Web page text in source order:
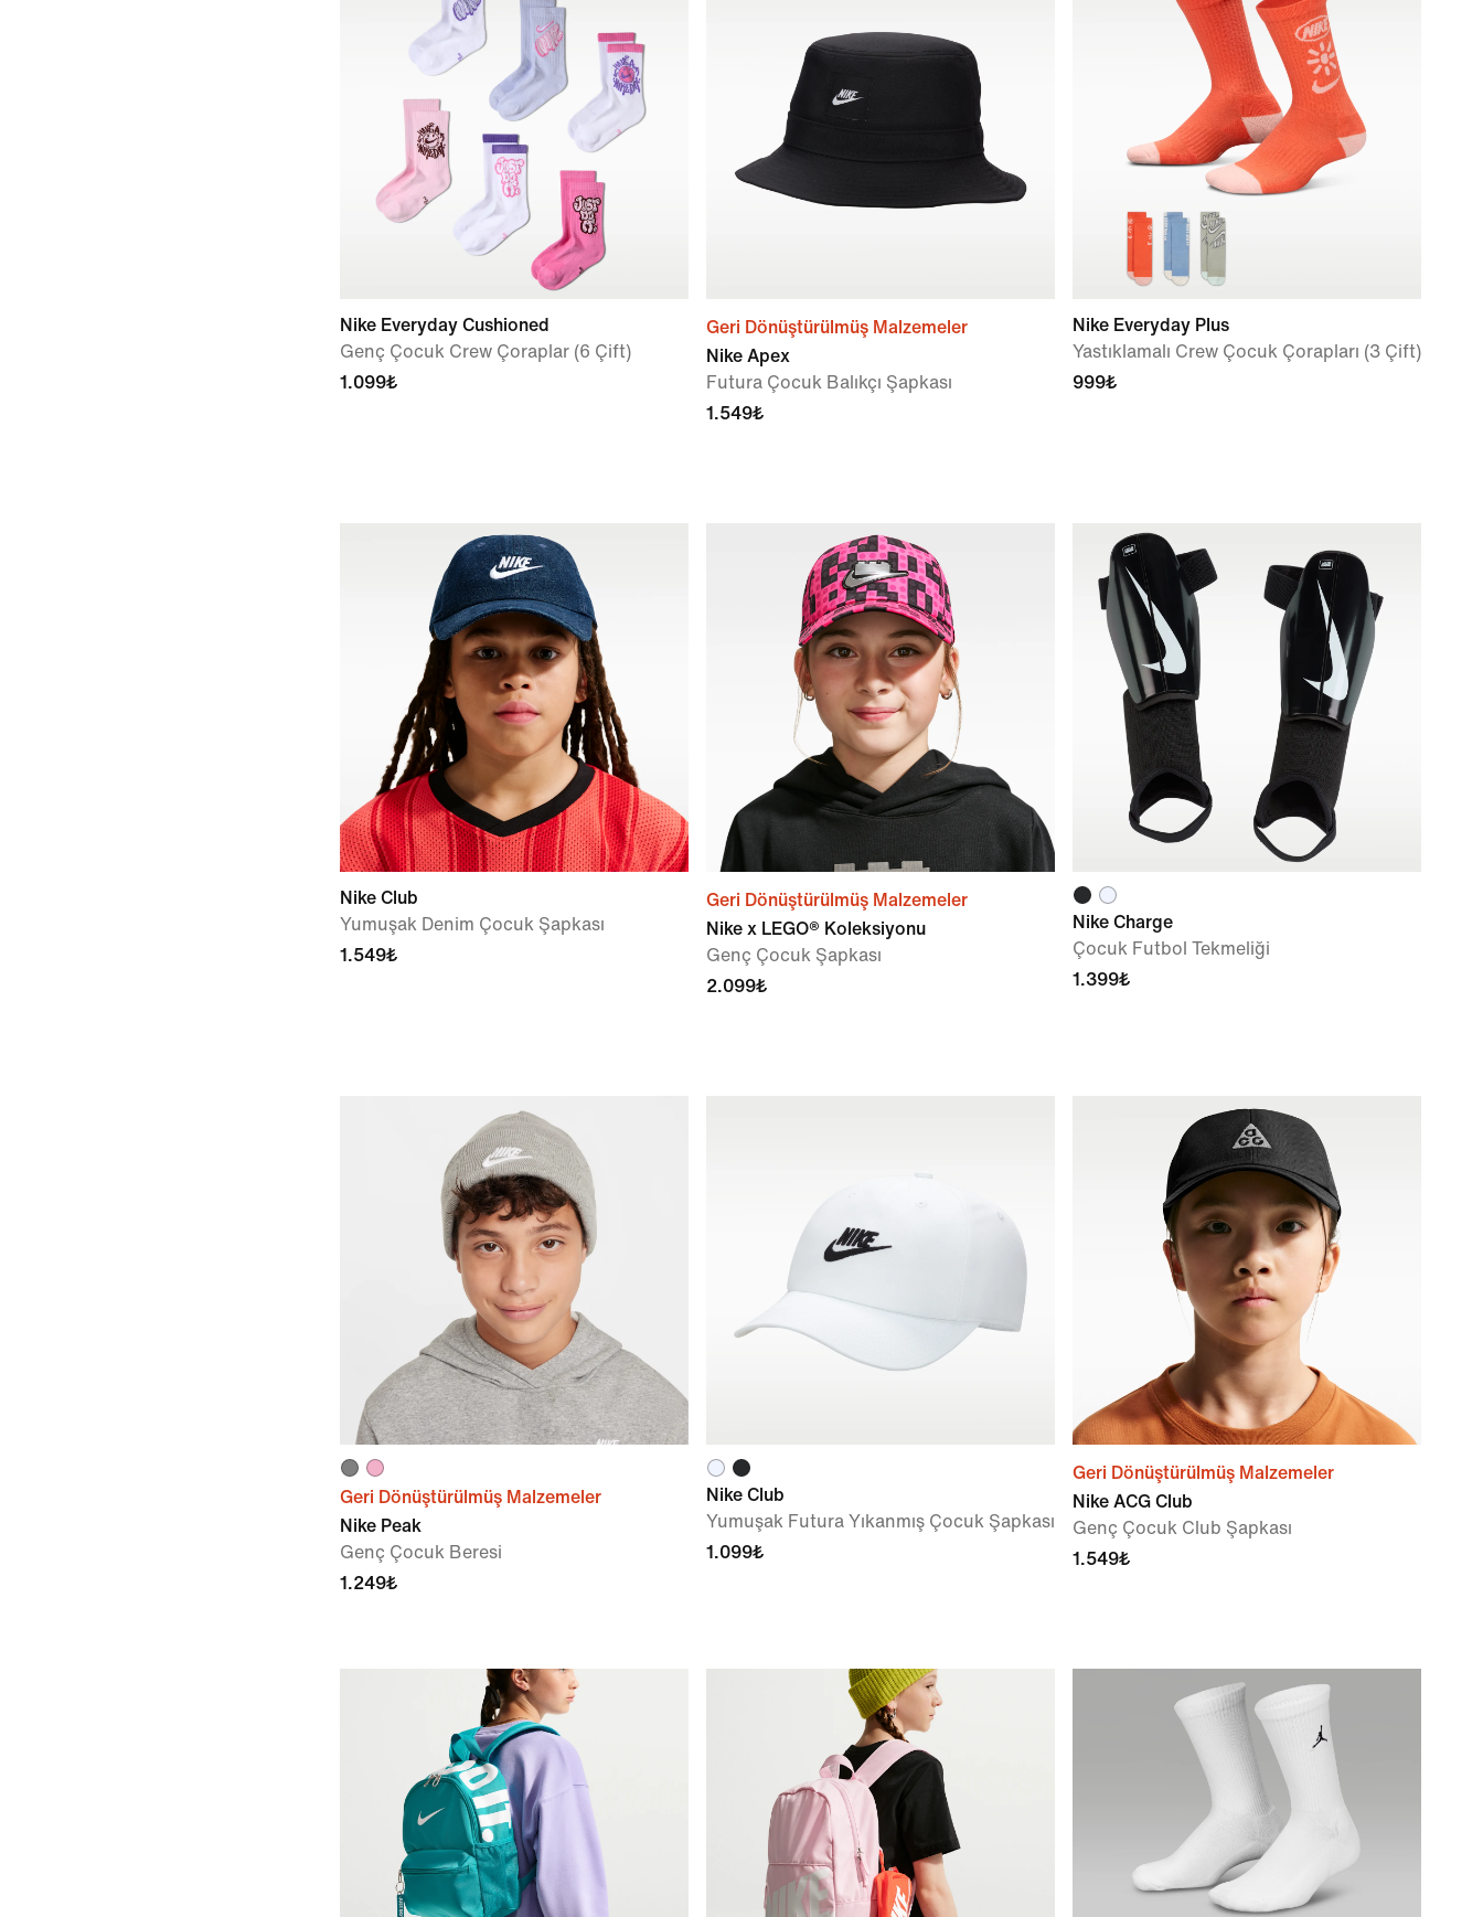
Nike Everyday Cushioned
Genç Çocuk Crew Çoraplar (6 Çift)
1.099₺
Geri Dönüştürülmüş Malzemeler
Nike Apex
Futura Çocuk Balıkçı Şapkası
1.549₺
Nike Everyday Plus
Yastıklamalı Crew Çocuk Çorapları (3 Çift)
999₺
Nike Club
Yumuşak Denim Çocuk Şapkası
1.549₺
Geri Dönüştürülmüş Malzemeler
Nike x LEGO® Koleksiyonu
Genç Çocuk Şapkası
2.099₺
Nike Charge
Çocuk Futbol Tekmeliği
1.399₺
Geri Dönüştürülmüş Malzemeler
Nike Peak
Genç Çocuk Beresi
1.249₺
Nike Club
Yumuşak Futura Yıkanmış Çocuk Şapkası
1.099₺
Geri Dönüştürülmüş Malzemeler
Nike ACG Club
Genç Çocuk Club Şapkası
1.549₺